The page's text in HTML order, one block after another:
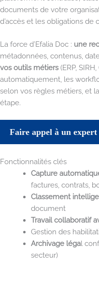
documents de votre
d’accès et les obligations de
La force d’Efalia Doc : une
métadonnées, contenus,
vos outils métiers(ERP,
automatiquement, les
selon vos règles métiers, et
étape.
Faire appel à un expert
Fonctionnalités clés
Capture
factures, contrats,
Classement
document
Travail collaboratif
Gestion des
Archivage légal
secteur)